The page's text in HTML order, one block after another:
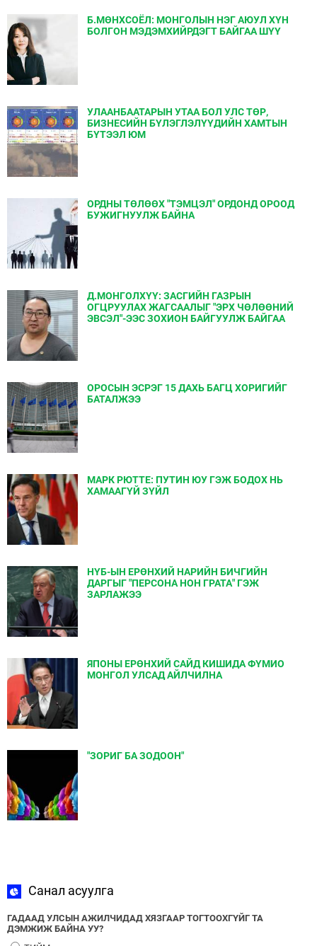
Б.МӨНХСОЁЛ: МОНГОЛЫН НЭГ АЮУЛ ХҮН
БОЛГОН МЭДЭМХИЙРДЭГТ БАЙГАА ШҮҮ
УЛААНБААТАРЫН УТАА БОЛ УЛС ТӨР,
БИЗНЕСИЙН БҮЛЭГЛЭЛҮҮДИЙН ХАМТЫН
БҮТЭЭЛ ЮМ
ОРДНЫ ТӨЛӨӨХ "ТЭМЦЭЛ" ОРДОНД ОРООД
БУЖИГНУУЛЖ БАЙНА
Д.МОНГОЛХҮҮ: ЗАСГИЙН ГАЗРЫН
ОГЦРУУЛАХ ЖАГСААЛЫГ "ЭРХ ЧӨЛӨӨНИЙ
ЭВСЭЛ"-ЭЭС ЗОХИОН БАЙГУУЛЖ БАЙГАА
ОРОСЫН ЭСРЭГ 15 ДАХЬ БАГЦ ХОРИГИЙГ
БАТАЛЖЭЭ
МАРК РЮТТЕ: ПУТИН ЮУ ГЭЖ БОДОХ НЬ
ХАМААГҮЙ ЗҮЙЛ
НҮБ-ЫН ЕРӨНХИЙ НАРИЙН БИЧГИЙН
ДАРГЫГ "ПЕРСОНА НОН ГРАТА" ГЭЖ
ЗАРЛАЖЭЭ
ЯПОНЫ ЕРӨНХИЙ САЙД КИШИДА ФҮМИО
МОНГОЛ УЛСАД АЙЛЧИЛНА
"ЗОРИГ БА ЗОДООН"
Санал асуулга
ГАДААД УЛСЫН АЖИЛЧИДАД ХЯЗГААР ТОГТООХГҮЙГ ТА
ДЭМЖИЖ БАЙНА УУ?